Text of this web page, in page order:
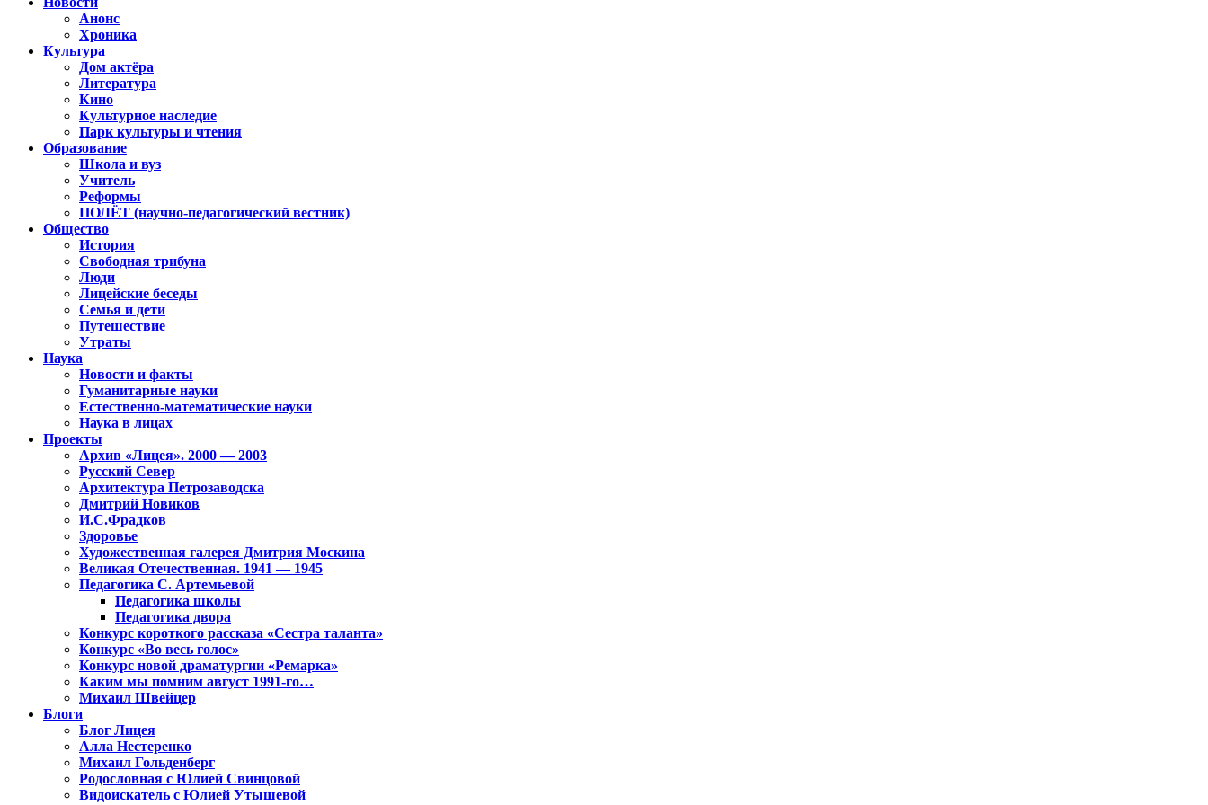
Анонс
Хроника
Культура
Дом актёра
Литература
Кино
Культурное наследие
Парк культуры и чтения
Образование
Школа и вуз
Учитель
Реформы
ПОЛЁТ (научно-педагогический вестник)
Общество
История
Свободная трибуна
Люди
Лицейские беседы
Семья и дети
Путешествие
Утраты
Наука
Новости и факты
Гуманитарные науки
Естественно-математические науки
Наука в лицах
Проекты
Архив «Лицея». 2000 — 2003
Русский Север
Архитектура Петрозаводска
Дмитрий Новиков
И.С.Фрадков
Здоровье
Художественная галерея Дмитрия Москина
Великая Отечественная. 1941 — 1945
Педагогика С. Артемьевой
Педагогика школы
Педагогика двора
Конкурс короткого рассказа «Сестра таланта»
Конкурс «Во весь голос»
Конкурс новой драматургии «Ремарка»
Каким мы помним август 1991-го…
Михаил Швейцер
Блоги
Блог Лицея
Алла Нестеренко
Михаил Гольденберг
Родословная с Юлией Свинцовой
Видоискатель с Юлией Утышевой